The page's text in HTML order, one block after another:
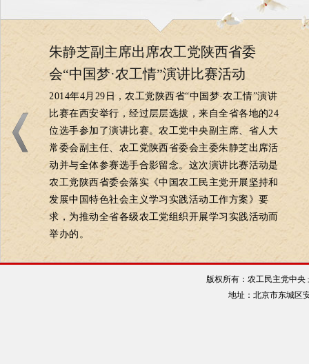
朱静芝副主席出席农工党陕西省委
会“中国梦·农工情”演讲比赛活动
2014年4月29日，农工党陕西省“中国梦·农工情”演讲
比赛在西安举行，经过层层选拔，来自全省各地的24
位选手参加了演讲比赛。农工党中央副主席、省人大
常委会副主任、农工党陕西省委会主委朱静芝出席活
动并与全体参赛选手合影留念。这次演讲比赛活动是
农工党陕西省委会落实《中国农工民主党开展坚持和
发展中国特色社会主义学习实践活动工作方案》要
求，为推动全省各级农工党组织开展学习实践活动而
举办的。
中国农工民主党各地举办“中国梦·农工
版权所有：农工民主党中
地址：北京市东城